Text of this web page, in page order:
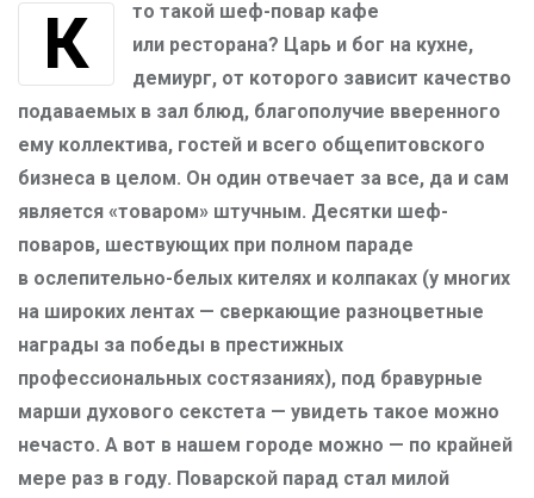
Кто такой шеф-повар кафе
или ресторана? Царь и бог на кухне,
демиург, от которого зависит качество
подаваемых в зал блюд, благополучие вверенного
ему коллектива, гостей и всего общепитовского
бизнеса в целом. Он один отвечает за все, да и сам
является «товаром» штучным. Десятки шеф-
поваров, шествующих при полном параде
в ослепительно-белых кителях и колпаках (у многих
на широких лентах — сверкающие разноцветные
награды за победы в престижных
профессиональных состязаниях), под бравурные
марши духового секстета — увидеть такое можно
нечасто. А вот в нашем городе можно — по крайней
мере раз в году. Поварской парад стал милой